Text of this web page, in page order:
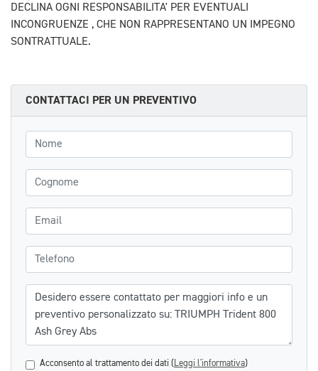
DECLINA OGNI RESPONSABILITA' PER EVENTUALI
INCONGRUENZE , CHE NON RAPPRESENTANO UN IMPEGNO
SONTRATTUALE.
CONTATTACI PER UN PREVENTIVO
Nome
Cognome
Email
Telefono
Messaggio
Acconsento al trattamento dei dati ( Leggi l'informativa)